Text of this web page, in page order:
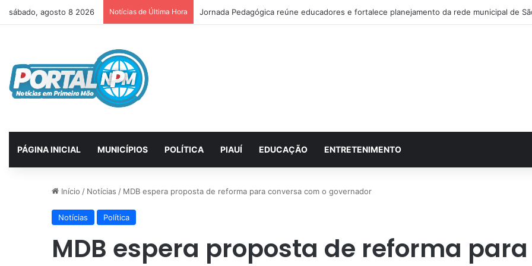
sábado, agosto 8 2026 Notícias de Última Hora Pai de Frank Aguiar morre aos 87 anos em Itainópolis
PÁGINA INICIAL MUNICÍPIOS POLÍTICA PIAUÍ EDUCAÇÃO ENTRETENIMENTO
Início / Notícias / MDB espera proposta de reforma para conversa com o governador
Notícias Política
MDB espera proposta de reforma